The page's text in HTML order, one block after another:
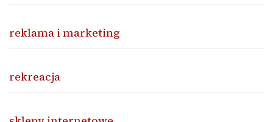
reklama i marketing
rekreacja